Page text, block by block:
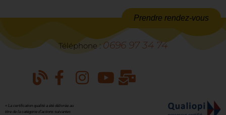
Prendre rendez-vous
Téléphone : 0696 97 34 74
« La certification qualité a été délivrée au
titre de la catégorie d’actions suivantes